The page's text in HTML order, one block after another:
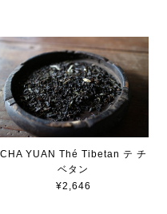
CHA YUAN Thé Tibetan テ チ
ベタン
¥2,646